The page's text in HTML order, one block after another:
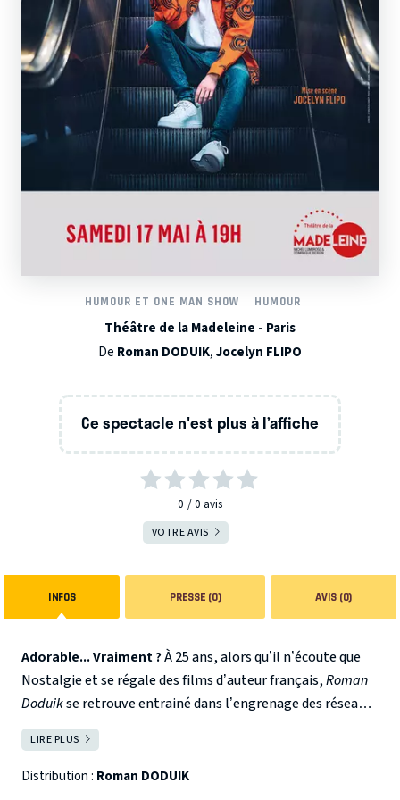
HUMOUR ET ONE MAN SHOW HUMOUR
Théâtre de la Madeleine - Paris
De Roman DODUIK,Jocelyn FLIPO
Ce spectacle n'est plus à l’affiche
0 0 avis
VOTRE AVIS
INFOS PRESSE (0) AVIS (0)
Adorable... Vraiment ?À 25 ans, alors qu’il n’écoute que
Nostalgie et se régale des films d’auteur français,Roman
Doduikse retrouve entrainé dans l’engrenage des réseaux
sociaux. Avec plus de 4 millions d’abonnés sur Tik Tok, You
Tube et Instagram, il devient, malgré lui, une des figures
préférées de la fameuse GenZ !
LIRE PLUS
Distribution : Roman DODUIK